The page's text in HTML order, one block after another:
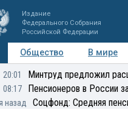
Издание
Федерального Собрания
Российской Федерации
Общество В мире
Мнения Регионы
20:01 Минтруд предложил
08:17 Пенсионеров в России
назад Соцфонд: Средняя